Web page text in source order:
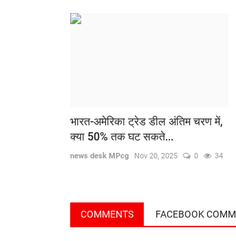
भारत-अमेरिका ट्रेड डील अंतिम चरण में,
क्या 50% तक घट सकते...
news desk MPcg Nov 20, 2025 0 34
COMMENTS FACEBOOK